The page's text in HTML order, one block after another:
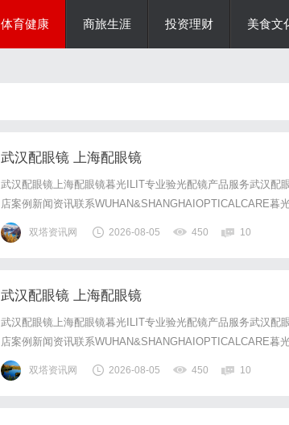
体育健康 商旅生涯 投资理财 美食文
武汉配眼镜 上海配眼镜
武汉配眼镜上海配眼镜暮光ILIT专业验光配镜产品服务武汉配
店案例新闻资讯联系WUHAN&SHANGHAIOPTICALCARE暮
写字楼眼镜店直营品牌，现于武汉与上海设有4家门店。以完
基础，全场镜片40%-60%优惠，兼顾高专业度与高性价比...
双塔资讯网 2026-08-05 450 10
武汉配眼镜 上海配眼镜
武汉配眼镜上海配眼镜暮光ILIT专业验光配镜产品服务武汉配
店案例新闻资讯联系WUHAN&SHANGHAIOPTICALCARE暮
写字楼眼镜店直营品牌，现于武汉与上海设有4家门店。以完
基础，全场镜片40%-60%优惠，兼顾高专业度与高性价比...
双塔资讯网 2026-08-05 450 10